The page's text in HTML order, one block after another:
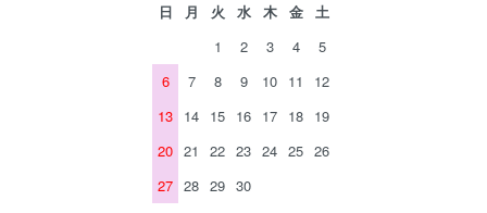
日 月 火 水 木 金
土
1
2 3 4
5
6
7 8 9 10 11
12
13 14 15 16 17 18 19
20 21 22 23 24 25 26
27 28 29 30